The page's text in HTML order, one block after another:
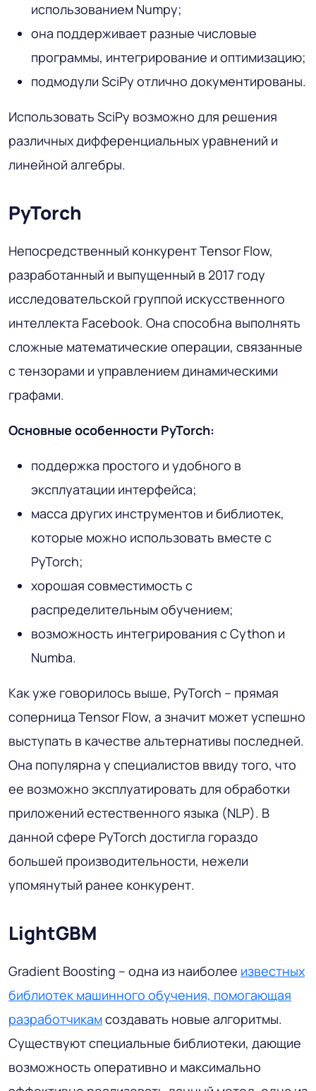
использованием Numpy;
она поддерживает разные числовые
программы, интегрирование и оптимизацию;
подмодули SciPy отлично документированы.
Использовать SciPy возможно для решения
различных дифференциальных уравнений и
линейной алгебры.
PyTorch
Непосредственный конкурент Tensor Flow,
разработанный и выпущенный в 2017 году
исследовательской группой искусственного
интеллекта Facebook. Она способна выполнять
сложные математические операции, связанные
с тензорами и управлением динамическими
графами.
Основные особенности PyTorch:
поддержка простого и удобного в
эксплуатации интерфейса;
масса других инструментов и библиотек,
которые можно использовать вместе с
PyTorch;
хорошая совместимость с
распределительным обучением;
возможность интегрирования с Cython и
Numba.
Как уже говорилось выше, PyTorch – прямая
соперница Tensor Flow, а значит может успешно
выступать в качестве альтернативы последней.
Она популярна у специалистов ввиду того, что
ее возможно эксплуатировать для обработки
приложений естественного языка (NLP). В
данной сфере PyTorch достигла гораздо
большей производительности, нежели
упомянутый ранее конкурент.
LightGBM
Gradient Boosting – одна из наиболее известных
библиотек машинного обучения, помогающая
разработчикамсоздавать новые алгоритмы.
Существуют специальные библиотеки, дающие
возможность оперативно и максимально